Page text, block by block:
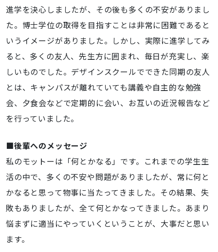
進学を決心しましたが、その後も多くの不安がありまし
た。博士学位の取得を目指すことは非常に困難であると
いうイメージがありました。しかし、実際に進学してみ
ると、多くの友人、先生方に囲まれ、毎日が充実し、楽
しいものでした。デザインスクールでできた同期の友人
とは、キャンパスが離れていても講義や自主的な勉強
会、夕食会などで定期的に会い、お互いの近況報告など
を行っていました。
■後輩へのメッセージ
私のモットーは「何とかなる」 です。これまでの学生生
活の中で、多くの不安や問題がありましたが、常に何と
かなると思って物事に当たってきました。その結果、失
敗もありましたが、全て何とかなってきました。あまり
悩まずに適当にやっていくということが、大事だと思い
ます。